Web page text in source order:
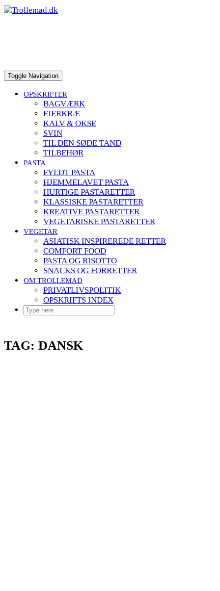
content
Toggle Navigation
OPSKRIFTER
BAGVÆRK
FJERKRÆ
KALV & OKSE
SVIN
TIL DEN SØDE TAND
TILBEHØR
PASTA
FYLDT PASTA
HJEMMELAVET PASTA
HURTIGE PASTARETTER
KLASSISKE PASTARETTER
KREATIVE PASTARETTER
VEGETARISKE PASTARETTER
VEGETAR
ASIATISK INSPIREREDE RETTER
COMFORT FOOD
PASTA OG RISOTTO
SNACKS OG FORRETTER
OM TROLLEMAD
PRIVATLIVSPOLITIK
OPSKRIFTS INDEX
TAG: DANSK